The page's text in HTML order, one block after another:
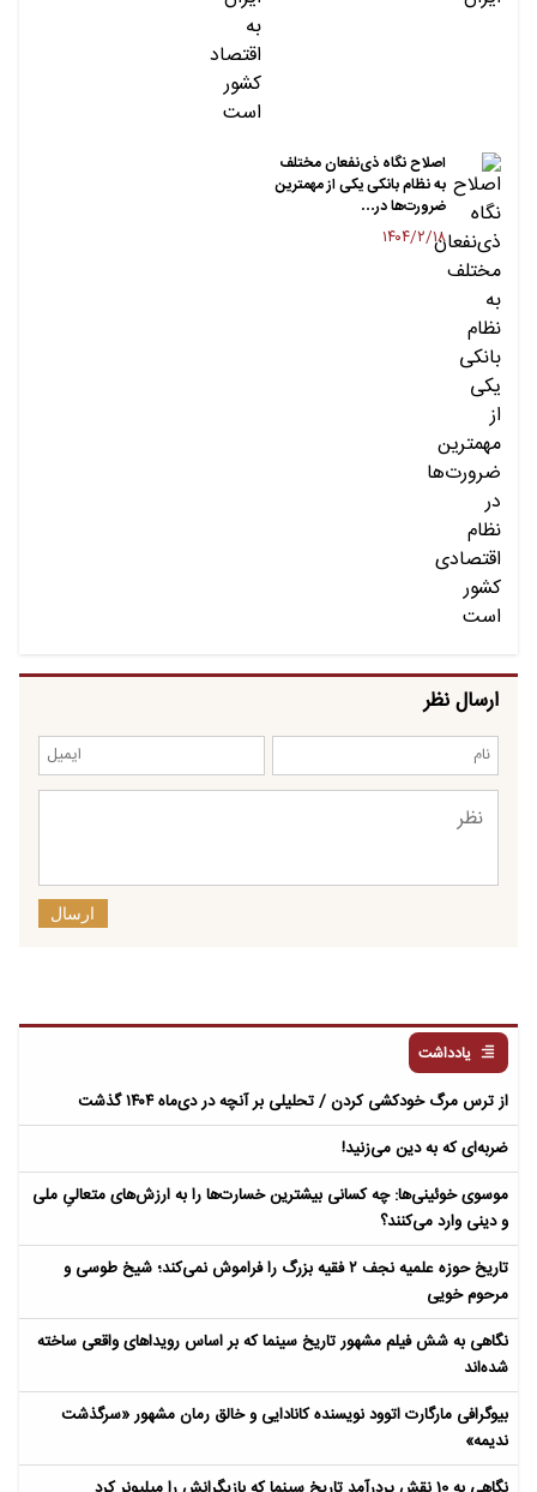
اصلاح نگاه ذی‌نفعان مختلف
به نظام بانکی یکی از مهمترین
ضرورت‌ها در…
۱۴۰۴/۲/۱۸
ارسال نظر
ارسال
یادداشت
از ترس مرگ خودکشی کردن / تحلیلی بر آنچه در دی‌ماه ۱۴۰۴ گذشت
ضربه‌ای که به دین می‌زنید!
موسوی خوئینی‌ها: چه کسانی بیشترین خسارت‌ها را به ارزش‌های متعالیِ ملی
و دینی وارد می‌کنند؟
تاریخ حوزه علمیه نجف ۲ فقیه بزرگ را فراموش نمی‌کند؛ شیخ طوسی و
مرحوم خویی
نگاهی به شش فیلم مشهور تاریخ سینما که بر اساس رویداهای واقعی ساخته
شده‌اند
بیوگرافی مارگارت اتوود نویسنده کانادایی و خالق رمان مشهور «سرگذشت
ندیمه»